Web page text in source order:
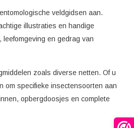
veldgidsen aan.
illustraties en handige
en gedrag van
zoals diverse netten. Of u
om specifieke insectensoorten aan
opbergdoosjes en complete